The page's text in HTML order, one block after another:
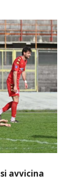
si avvicina